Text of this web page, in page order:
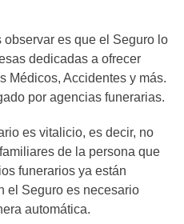
es que el Seguro lo
dedicadas a ofrecer
Médicos, Accidentes y más.
por agencias funerarias.
es vitalicio, es decir, no
de la persona que
funerarios ya están
el Seguro es necesario
automática.